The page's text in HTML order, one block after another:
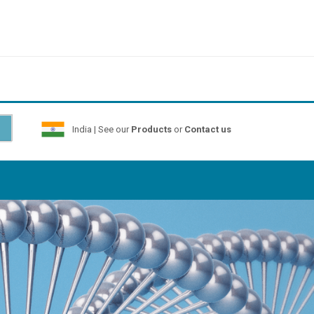
India | See our Productsor Contact us